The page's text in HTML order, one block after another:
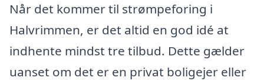
Når det kommer til strømpeforing i
Halvrimmen, er det altid en god idé at
indhente mindst tre tilbud. Dette gælder
uanset om det er en privat boligejer eller